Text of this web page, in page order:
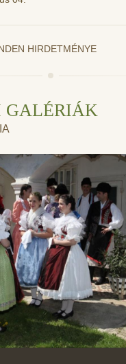
HIRDETMÉNYE
GALÉRIÁK